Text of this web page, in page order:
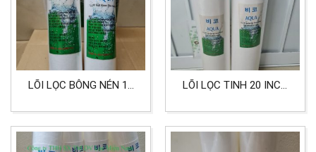
LÕI LỌC BÔNG NÉN 10
NƯỚC SINH HOẠT, LỌC
THỰC PHẨM
LÕI LỌC TINH 20 INCH
ĐỘ LỌC 0.5 MICRON